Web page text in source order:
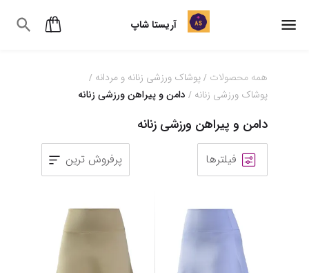
آریستا شاپ
همه محصولات / پوشاک ورزشی زنانه و مردانه /
پوشاک ورزشی زنانه / دامن و پیراهن ورزشی زنانه
دامن و پیراهن ورزشی زنانه
فیلترها پرفروش ترین